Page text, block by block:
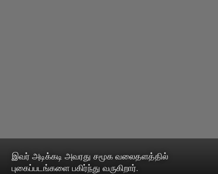
இவர் அடிக்கடி அவரது சமூக வலைதளத்தில்
புகைப்படங்களை பகிர்ந்து வருகிறார்.